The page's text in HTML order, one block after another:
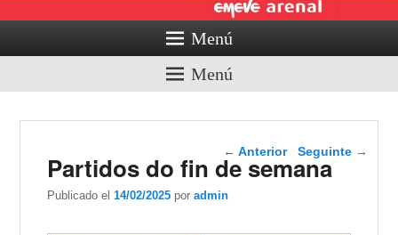
Menú
Menú
Navegador de artigos
← Anterior Seguinte →
Partidos do fin de semana
Publicado el14/02/2025 poradmin